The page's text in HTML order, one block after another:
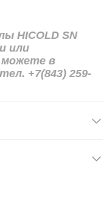
HICOLD SN
или
можете в
+7(843) 259-